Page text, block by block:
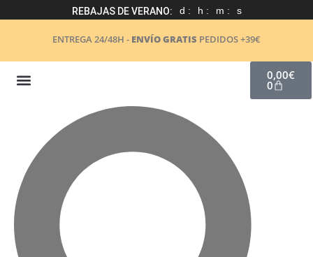
REBAJAS DE VERANO: d : h : m : s
ENTREGA 24/48H - ENVÍO GRATIS PEDIDOS +39€
0,00€
0